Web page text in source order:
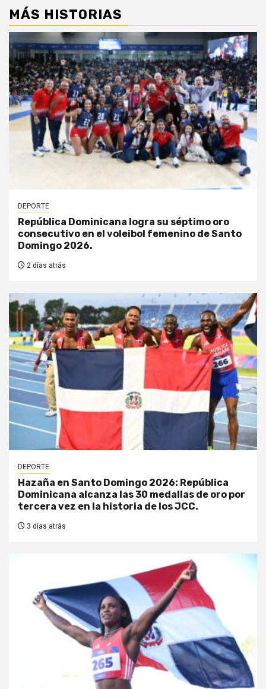
MÁS HISTORIAS
DEPORTE
República Dominicana logra su séptimo oro
consecutivo en el voleibol femenino de Santo
Domingo 2026.
2 días atrás
DEPORTE
Hazaña en Santo Domingo 2026: República
Dominicana alcanza las 30 medallas de oro por
tercera vez en la historia de los JCC.
3 días atrás